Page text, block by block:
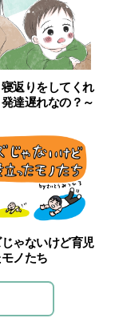
返りをしてくれ
達遅れなの？～
ゃないけど育児
ノたち